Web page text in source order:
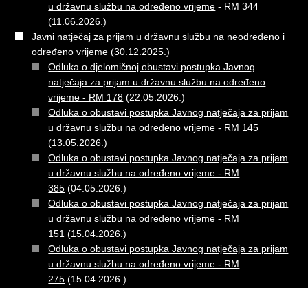
u državnu službu na određeno vrijeme - RM 344
(11.06.2026.)
Javni natječaj za prijam u državnu službu na neodređeno i
određeno vrijeme (30.12.2025.)
Odluka o djelomičnoj obustavi postupka Javnog
natječaja za prijam u državnu službu na određeno
vrijeme - RM 178 (22.05.2026.)
Odluka o obustavi postupka Javnog natječaja za prijam
u državnu službu na određeno vrijeme - RM 145
(13.05.2026.)
Odluka o obustavi postupka Javnog natječaja za prijam
u državnu službu na određeno vrijeme - RM
385 (04.05.2026.)
Odluka o obustavi postupka Javnog natječaja za prijam
u državnu službu na određeno vrijeme - RM
151 (15.04.2026.)
Odluka o obustavi postupka Javnog natječaja za prijam
u državnu službu na određeno vrijeme - RM
275 (15.04.2026.)